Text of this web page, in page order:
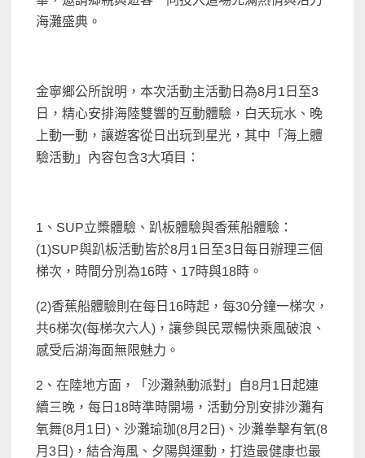
海灘盛典。
金寧鄉公所說明，本次活動主活動日為8月1日至3
日，精心安排海陸雙響的互動體驗，白天玩水、晚
上動一動，讓遊客從日出玩到星光，其中「海上體
驗活動」內容包含3大項目：
1、SUP立槳體驗、趴板體驗與香蕉船體驗：
(1)SUP與趴板活動皆於8月1日至3日每日辦理三個
梯次，時間分別為16時、17時與18時。
(2)香蕉船體驗則在每日16時起，每30分鐘一梯次，
共6梯次(每梯次六人)，讓參與民眾暢快乘風破浪、
感受后湖海面無限魅力。
2、在陸地方面，「沙灘熱動派對」自8月1日起連
續三晚，每日18時準時開場，活動分別安排沙灘有
氧舞(8月1日)、沙灘瑜珈(8月2日)、沙灘拳擊有氧(8
月3日)，結合海風、夕陽與運動，打造最健康也最